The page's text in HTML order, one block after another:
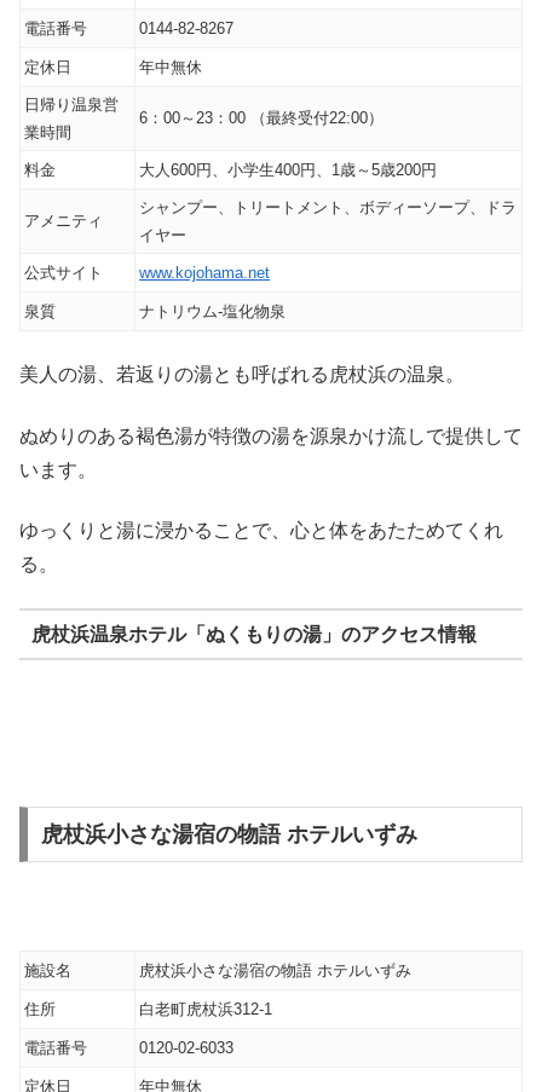
電話番号 0144-82-8267
定休日 年中無休
日帰り温泉営
業時間
6：00～23：00 （最終受付22:00）
料金 大人600円、小学生400円、1歳～5歳200円
アメニティ
シャンプー、トリートメント、ボディーソープ、ドラ
イヤー
公式サイト www.kojohama.net
泉質 ナトリウム-塩化物泉
美人の湯、若返りの湯とも呼ばれる虎杖浜の温泉。
ぬめりのある褐色湯が特徴の湯を源泉かけ流しで提供して
います。
ゆっくりと湯に浸かることで、心と体をあたためてくれ
る。
虎杖浜温泉ホテル「ぬくもりの湯」のアクセス情報
虎杖浜小さな湯宿の物語 ホテルいずみ
施設名 虎杖浜小さな湯宿の物語 ホテルいずみ
住所 白老町虎杖浜312-1
電話番号 0120-02-6033
定休日 年中無休